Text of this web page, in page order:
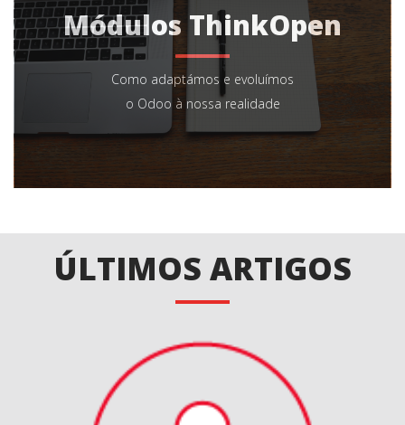
Módulos ThinkOpen
Como adaptámos e evoluímos
o Odoo à nossa realidade
ÚLTIMOS ARTIGOS